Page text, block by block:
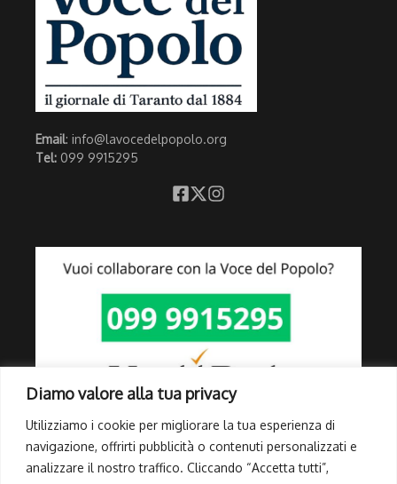
Diamo valore alla tua privacy
Utilizziamo i cookie per migliorare la tua esperienza di
navigazione, offrirti pubblicità o contenuti personalizzati e
analizzare il nostro traffico. Cliccando “Accetta tutti”,
Email: info@lavocedelpopolo.org
Tel: 099 9915295
Link Utili